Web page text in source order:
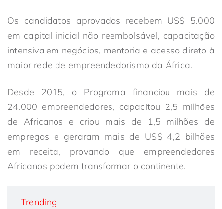
Os candidatos aprovados recebem US$ 5.000
em capital inicial não reembolsável, capacitação
intensiva em negócios, mentoria e acesso direto à
maior rede de empreendedorismo da África.
Desde 2015, o Programa financiou mais de
24.000 empreendedores, capacitou 2,5 milhões
de Africanos e criou mais de 1,5 milhões de
empregos e geraram mais de US$ 4,2 bilhões
em receita, provando que empreendedores
Africanos podem transformar o continente.
Trending